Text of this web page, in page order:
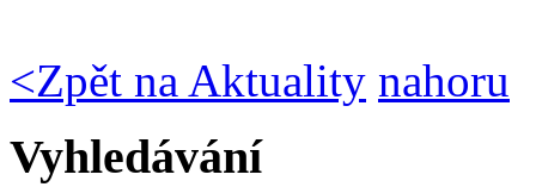
<Zpět na Aktuality nahoru
Vyhledávání